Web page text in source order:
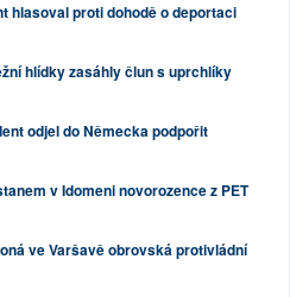
hlasoval proti dohodě o deportaci
hlídky zasáhly člun s uprchlíky
odjel do Německa podpořit
v Idomeni novorozence z PET
ve Varšavě obrovská protivládní